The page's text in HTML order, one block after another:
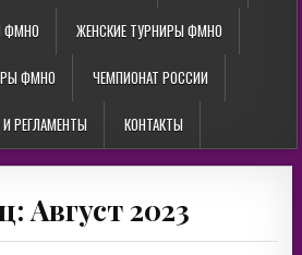
ФМНО ЖЕНСКИЕ ТУРНИРЫ ФМНО
ФМНО ЧЕМПИОНАТ РОССИИ
РЕГЛАМЕНТЫ КОНТАКТЫ
Август 2023